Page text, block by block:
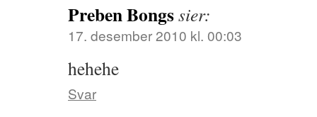
Preben Bongssier:
17. desember 2010 kl. 00:03
hehehe
Svar